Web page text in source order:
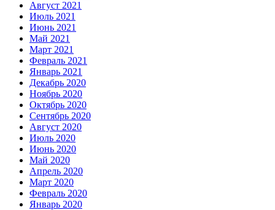
Август 2021
Июль 2021
Июнь 2021
Май 2021
Март 2021
Февраль 2021
Январь 2021
Декабрь 2020
Ноябрь 2020
Октябрь 2020
Сентябрь 2020
Август 2020
Июль 2020
Июнь 2020
Май 2020
Апрель 2020
Март 2020
Февраль 2020
Январь 2020